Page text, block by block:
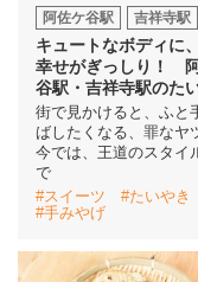
特集
連載
中央線フェス
イベント情報
阿佐ケ谷駅 吉祥寺駅
キュートなボディに
幸せがぎっしり！
谷駅・吉祥寺駅のた
街で見かけると、ふと
ばしたくなる、罪なヤ
今では、王道のスタイ
で
#スイーツ
#たいやき
#手みやげ